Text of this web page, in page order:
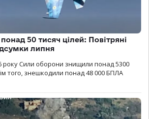
50 тисяч цілей: Повітряні
липня
року Cили оборони знищили понад 5300
того, знешкодили понад 48 000 БПЛА